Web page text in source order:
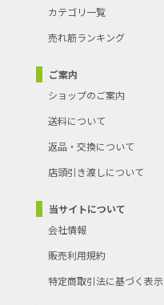
カテゴリ一覧
売れ筋ランキング
ご案内
ショップのご案内
送料について
返品・交換について
店頭引き渡しについて
当サイトについて
会社情報
販売利用規約
特定商取引法に基づく表示